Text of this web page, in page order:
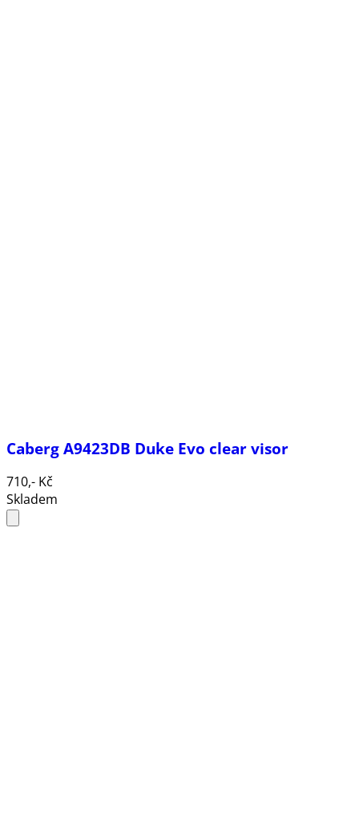
Caberg A9423DB Duke Evo clear visor
710,- Kč
Skladem